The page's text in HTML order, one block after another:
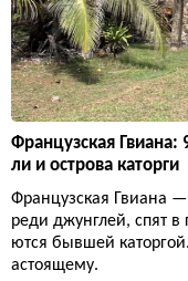
Французская
ли и острова каторги
Французская Гвиана
реди джунглей, спят в
ются бывшей
астоящему.